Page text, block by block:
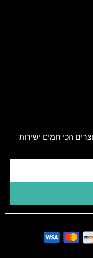
הכי חמים ישירות